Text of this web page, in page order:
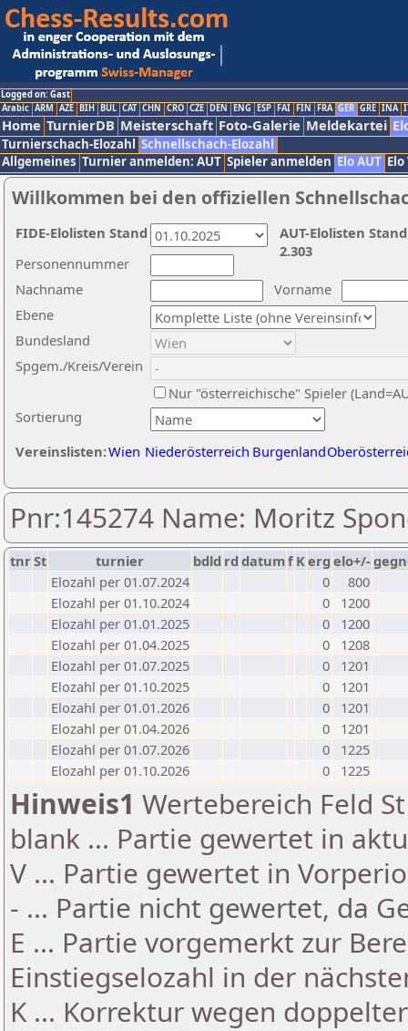
Logged on: Gast
Arabic ARM AZE BIH BUL CAT CHN CRO CZE DEN ENG ESP FAI FIN FRA GER GRE INA
Home TurnierDB Meisterschaft Foto-Galerie Meldekartei
Turnierschach-Elozahl Schnellschach-Elozahl
Allgemeines Turnier anmelden: AUT Spieler anmelden Elo AUT
Willkommen bei den offiziellen
Nachname
Vorname
Ebene
Sortierung
Personennummer
Bundesland
Spgem./Kreis/Verein
Nur "österreichische" Spieler
Vereinslisten:Wien Niederösterreich Burgenland
AUT-Elolisten
2.303
FIDE-Elolisten Stand
Pnr:145274 Name: Moritz
tnrSt turnier bdld rd datumf Kerg elo+/-
Elozahl per 01.07.2024
0
800
Elozahl per 01.10.2024
0
1200
Elozahl per 01.01.2025
0
1200
Elozahl per 01.04.2025
0
1208
Elozahl per 01.07.2025
0
1201
Elozahl per 01.10.2025
0
1201
Elozahl per 01.01.2026
0
1201
Elozahl per 01.04.2026
0
1201
Elozahl per 01.07.2026
0
1225
Elozahl per 01.10.2026
0 1225
Hinweis1 Wertebereich Feld
blank ... Partie gewertet in
V ... Partie gewertet in
- ... Partie nicht gewertet, da
E ... Partie vorgemerkt zur
Einstiegselozahl in der
K ... Korrektur wegen